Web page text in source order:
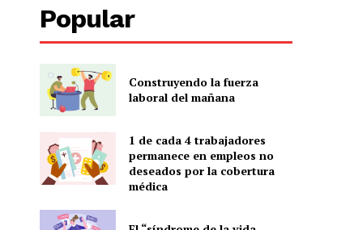
Popular
Construyendo la fuerza
laboral del mañana
1 de cada 4 trabajadores
permanece en empleos no
deseados por la cobertura
médica